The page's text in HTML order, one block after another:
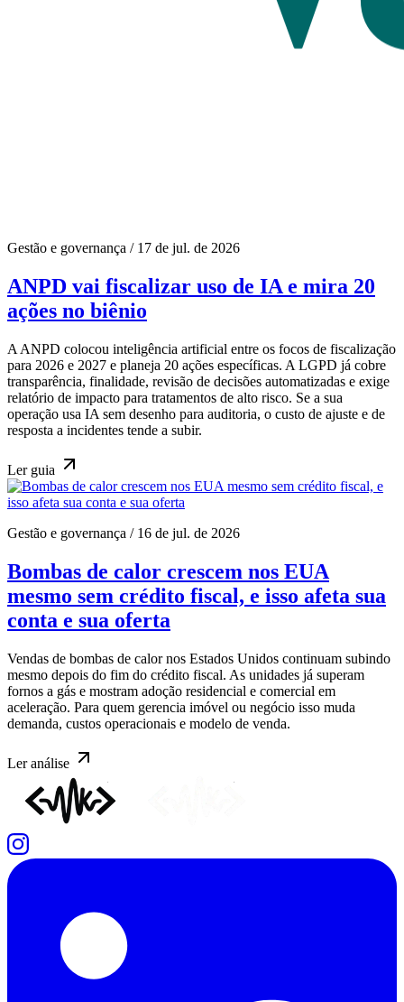
Gestão e governança / 17 de jul. de 2026
ANPD vai fiscalizar uso de IA e mira 20
ações no biênio
A ANPD colocou inteligência artificial entre os focos de fiscalização
para 2026 e 2027 e planeja 20 ações específicas. A LGPD já cobre
transparência, finalidade, revisão de decisões automatizadas e exige
relatório de impacto para tratamentos de alto risco. Se a sua
operação usa IA sem desenho para auditoria, o custo de ajuste e de
resposta a incidentes tende a subir.
Ler guia
Gestão e governança / 16 de jul. de 2026
Bombas de calor crescem nos EUA
mesmo sem crédito fiscal, e isso afeta sua
conta e sua oferta
Vendas de bombas de calor nos Estados Unidos continuam subindo
mesmo depois do fim do crédito fiscal. As unidades já superam
fornos a gás e mostram adoção residencial e comercial em
aceleração. Para quem gerencia imóvel ou negócio isso muda
demanda, custos operacionais e modelo de venda.
Leranálise